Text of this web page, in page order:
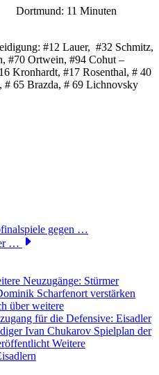
11 Minuten
#12 Lauer, #32 Schmitz,
#70 Ortwein, #94 Cohut –
Kronhardt, #17 Rosenthal, # 40
# 65 Brazda, # 69 Lichnovsky
gegen …
…
Neuzugänge: Stürmer
Scharfenort verstärken
über weitere
für die Defensive: Eisadler
Ivan Chukarov Spielplan der
Weitere